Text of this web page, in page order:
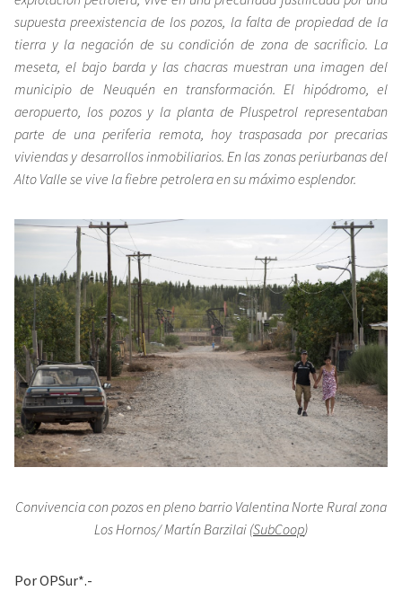
supuesta preexistencia de los pozos, la falta de propiedad de la
tierra y la negación de su condición de zona de sacrificio. La
meseta, el bajo barda y las chacras muestran una imagen del
municipio de Neuquén en transformación. El hipódromo, el
aeropuerto, los pozos y la planta de Pluspetrol representaban
parte de una periferia remota, hoy traspasada por precarias
viviendas y desarrollos inmobiliarios. En las zonas periurbanas del
Alto Valle se vive la fiebre petrolera en su máximo esplendor.
Convivencia con pozos en pleno barrio Valentina Norte Rural zona
Los Hornos/ Martín Barzilai (SubCoop)
Por OPSur*.-